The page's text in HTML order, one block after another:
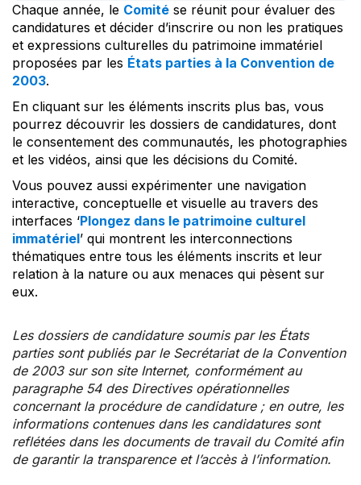
Chaque année, le Comité se réunit pour évaluer des
candidatures et décider d’inscrire ou non les pratiques
et expressions culturelles du patrimoine immatériel
proposées par les États parties à la Convention de
2003.
En cliquant sur les éléments inscrits plus bas, vous
pourrez découvrir les dossiers de candidatures, dont
le consentement des communautés, les photographies
et les vidéos, ainsi que les décisions du Comité.
Vous pouvez aussi expérimenter une navigation
interactive, conceptuelle et visuelle au travers des
interfaces ‘Plongez dans le patrimoine culturel
immatériel’ qui montrent les interconnections
thématiques entre tous les éléments inscrits et leur
relation à la nature ou aux menaces qui pèsent sur
eux.
Les dossiers de candidature soumis par les États
parties sont publiés par le Secrétariat de la Convention
de 2003 sur son site Internet, conformément au
paragraphe 54 des Directives opérationnelles
concernant la procédure de candidature ; en outre, les
informations contenues dans les candidatures sont
reflétées dans les documents de travail du Comité afin
de garantir la transparence et l’accès à l’information.